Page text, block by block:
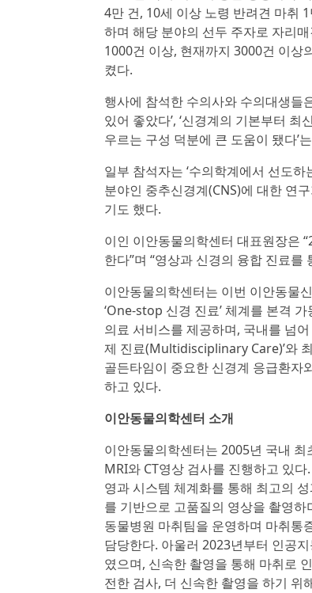
4만 건, 10세 이상 노령 반려견 마취
하며 해당 분야의 선두 주자로 자리
1000건 이상, 현재까지 3000건 이상
켰다.
행사에 참석한 수의사와 수의대생들
있어 좋았다’, ‘신경계의 기본부터
우르는 구성 덕분에 큰 도움이 됐다’
일부 참석자는 ‘수의학계에서 선도
분야인 중추신경계(CNS)에 대한 연
기도 했다.
이인 이안동물의학센터 대표원장은
한다”며 “영상과 신경의 융합 진료
이안동물의학센터는 이번 이안동물
‘One-stop 신경 진료’ 체계를 본격
의료 서비스를 제공하며, 국내를 넘
제 진료(Multidisciplinary Care)’와
골든타임이 중요한 신경계 응급환자
하고 있다.
이안동물의학센터 소개
이안동물의학센터는 2005년 국내
MRI와 CT영상 검사를 진행하고 있
영과 시스템 체계화를 통해 최고의
를 기반으로 고품질의 영상을 촬영
동물병원 마취팀을 운영하며 마취통
담당한다. 아울러 2023년부터 인공
였으며, 신속한 촬영을 통해 마취로
전한 검사, 더 신속한 촬영을 하기 위